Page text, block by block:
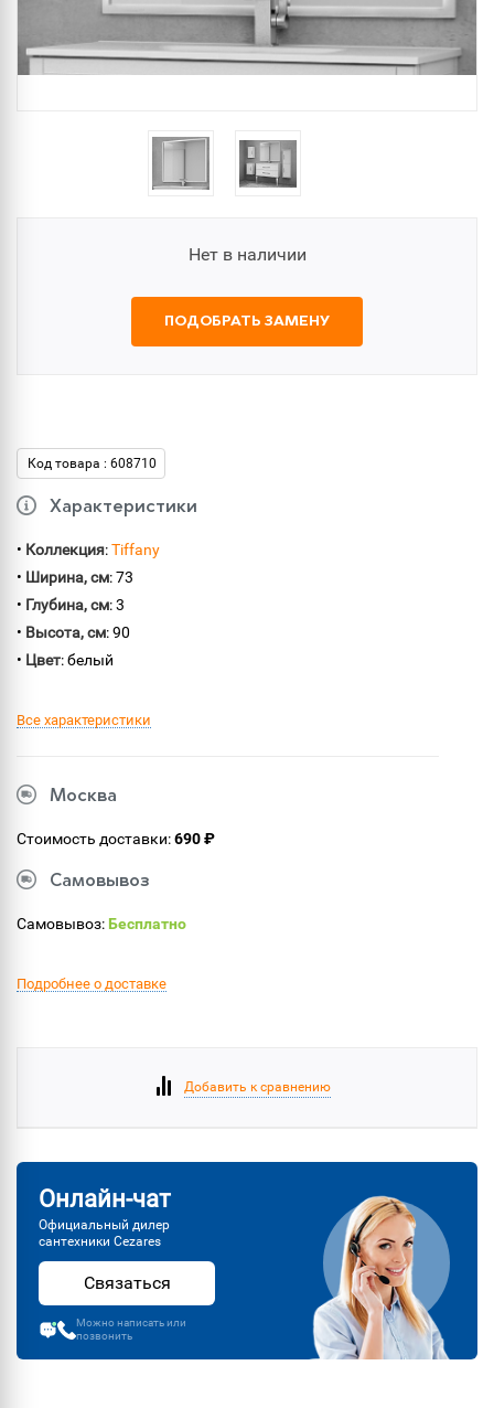
Нет в наличии
ПОДОБРАТЬ ЗАМЕНУ
Код товара : 608710
Характеристики
• Коллекция:Tiffany
• Ширина, см: 73
• Глубина, см: 3
• Высота, см: 90
• Цвет: белый
Все характеристики
Москва
Стоимость доставки:690 ₽
Самовывоз
Самовывоз:Бесплатно
Подробнее о доставке
Добавить к сравнению
Онлайн-чат
Официальный дилер
сантехники Cezares
Связаться
Можно написать или
позвонить